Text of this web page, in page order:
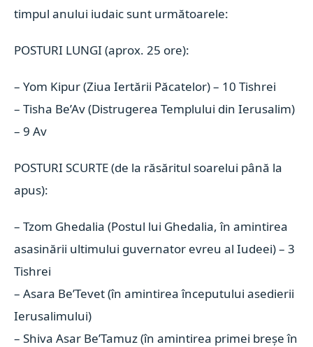
timpul anului iudaic sunt următoarele:
POSTURI LUNGI (aprox. 25 ore):
– Yom Kipur (Ziua Iertării Păcatelor) – 10 Tishrei
– Tisha Be’Av (Distrugerea Templului din Ierusalim)
– 9 Av
POSTURI SCURTE (de la răsăritul soarelui până la
apus):
– Tzom Ghedalia (Postul lui Ghedalia, în amintirea
asasinării ultimului guvernator evreu al Iudeei) – 3
Tishrei
– Asara Be’Tevet (în amintirea începutului asedierii
Ierusalimului)
– Shiva Asar Be’Tamuz (în amintirea primei breșe în